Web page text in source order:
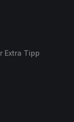
Extra Tipp